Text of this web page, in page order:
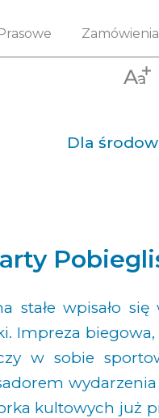
Zamówienia
Dla
stałe wpisało
Impreza
w sobie
wydarzenia
kultowych już